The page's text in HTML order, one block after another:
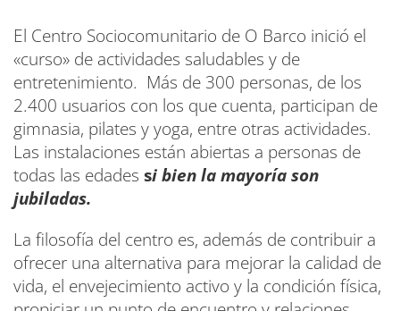
El Centro Sociocomunitario de O Barco inició el
«curso» de actividades saludables y de
entretenimiento. Más de 300 personas, de los
2.400 usuarios con los que cuenta, participan de
gimnasia, pilates y yoga, entre otras actividades.
Las instalaciones están abiertas a personas de
todas las edades si bien la mayoría son
jubiladas.
La filosofía del centro es, además de contribuir a
ofrecer una alternativa para mejorar la calidad de
vida, el envejecimiento activo y la condición física,